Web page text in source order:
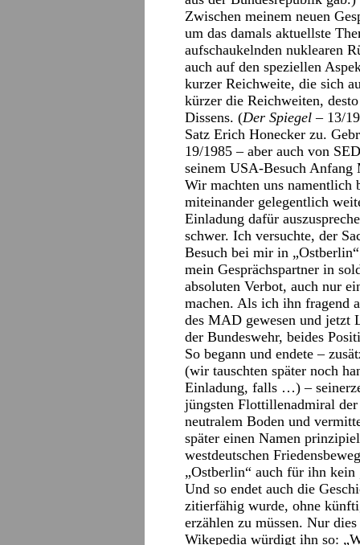
Zwischen meinem neuen
um das damals aktuellste
aufschaukelnden nuklearen
auch auf den speziellen
kurzer Reichweite, die sich
kürzer die Reichweiten,
Dissens. (Der Spiegel– 13/
Satz Erich Honecker zu.
19/1985 – aber auch von
seinem USA-Besuch Anfang
Wir machten uns namentlich
miteinander gelegentlich
Einladung dafür
schwer. Ich versuchte, der
Besuch bei mir in
mein Gesprächspartner in
absoluten Verbot, auch nur
machen. Als ich ihn fragend
des MAD gewesen und jetzt
der Bundeswehr, beides
So begann und endete –
(wir tauschten später noch
Einladung, falls …) –
jüngsten Flottillenadmiral
neutralem Boden und
später einen Namen
westdeutschen
„Ostberlin“ auch für ihn kein
Und so endet auch die
zitierfähig wurde, ohne
erzählen zu müssen. Nur
Wikepedia würdigt ihn so: